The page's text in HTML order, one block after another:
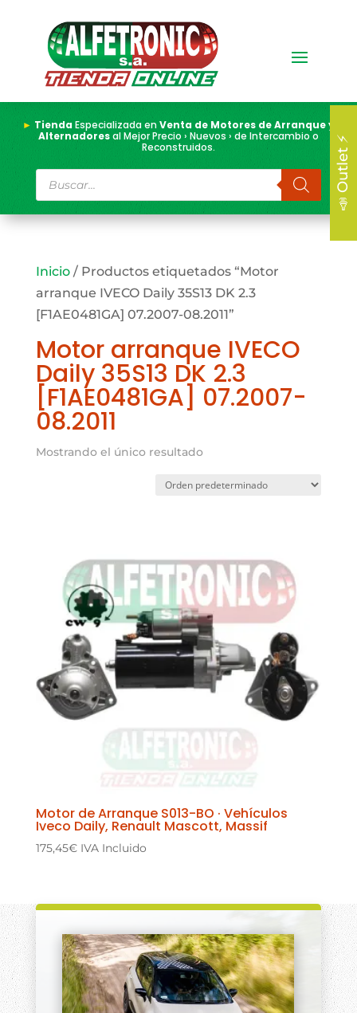
► TiendaEspecializada enVenta de Motores de Arranque y
Alternadoresal Mejor Precio › Nuevos › de Intercambio o
Reconstruidos.
Búsqueda
de
productos
Inicio/ Productos etiquetados “Motor
arranque IVECO Daily 35S13 DK 2.3
[F1AE0481GA] 07.2007-08.2011”
Motor arranque IVECO
Daily 35S13 DK 2.3
[F1AE0481GA] 07.2007-
08.2011
Mostrando el único resultado
Motor de Arranque S013-BO · Vehículos
Iveco Daily, Renault Mascott, Massif
175,45€ IVA Incluido
📣 Outlet ⚡